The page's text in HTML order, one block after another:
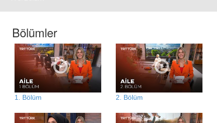
Bölümler
1. Bölüm 2. Bölüm